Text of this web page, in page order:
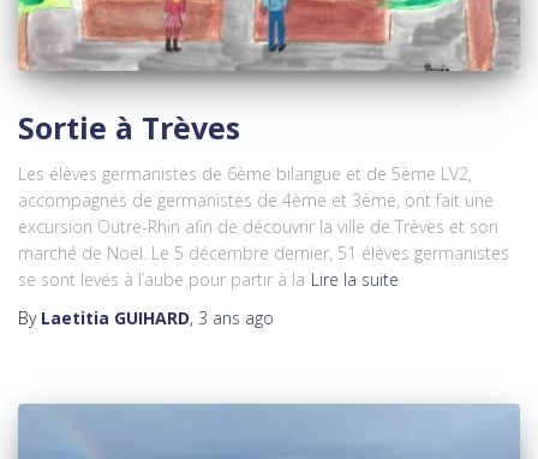
Sortie à Trèves
Les élèves germanistes de 6ème bilangue et de 5ème LV2,
accompagnés de germanistes de 4ème et 3ème, ont fait une
excursion Outre-Rhin afin de découvrir la ville de Trèves et son
marché de Noël. Le 5 décembre dernier, 51 élèves germanistes
se sont levés à l’aube pour partir à la Lire la suite
By Laetitia GUIHARD, 3 ans ago